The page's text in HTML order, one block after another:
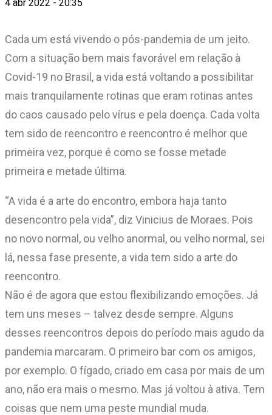
4 abr 2022 - 20:35
Cada um está vivendo o pós-pandemia de um jeito.
Com a situação bem mais favorável em relação à
Covid-19 no Brasil, a vida está voltando a possibilitar
mais tranquilamente rotinas que eram rotinas antes
do caos causado pelo vírus e pela doença. Cada volta
tem sido de reencontro e reencontro é melhor que
primeira vez, porque é como se fosse metade
primeira e metade última.
“A vida é a arte do encontro, embora haja tanto
desencontro pela vida”, diz Vinicius de Moraes. Pois
no novo normal, ou velho anormal, ou velho normal, sei
lá, nessa fase presente, a vida tem sido a arte do
reencontro.
Não é de agora que estou flexibilizando emoções. Já
tem uns meses – talvez desde sempre. Alguns
desses reencontros depois do período mais agudo da
pandemia marcaram. O primeiro bar com os amigos,
por exemplo. O fígado, criado em casa por mais de um
ano, não era mais o mesmo. Mas já voltou à ativa. Tem
coisas que nem uma peste mundial muda.